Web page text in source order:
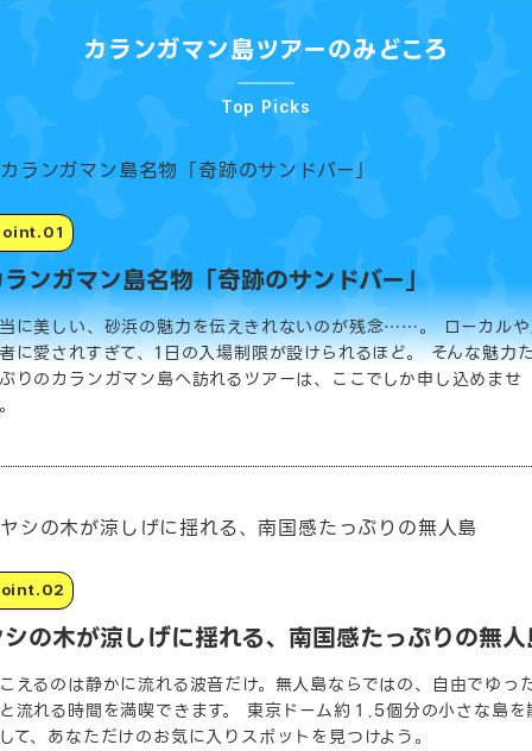
カランガマン島ツアーのみどころ
Top Picks
ンガマン島名物「奇跡のサンドバー」
に美しい、砂浜の魅力を伝えきれないのが残念……。 ローカル
に愛されすぎて、1日の入場制限が設けられるほど。 そんな魅力
りのカランガマン島へ訪れるツアーは、ここでしか申し込めませ
の木が涼しげに揺れる、南国感たっぷりの無
えるのは静かに流れる波音だけ。無人島ならではの、自由でゆっ
流れる時間を満喫できます。 東京ドーム約１.5個分の小さな島を
て、あなただけのお気に入りスポットを見つけよう。